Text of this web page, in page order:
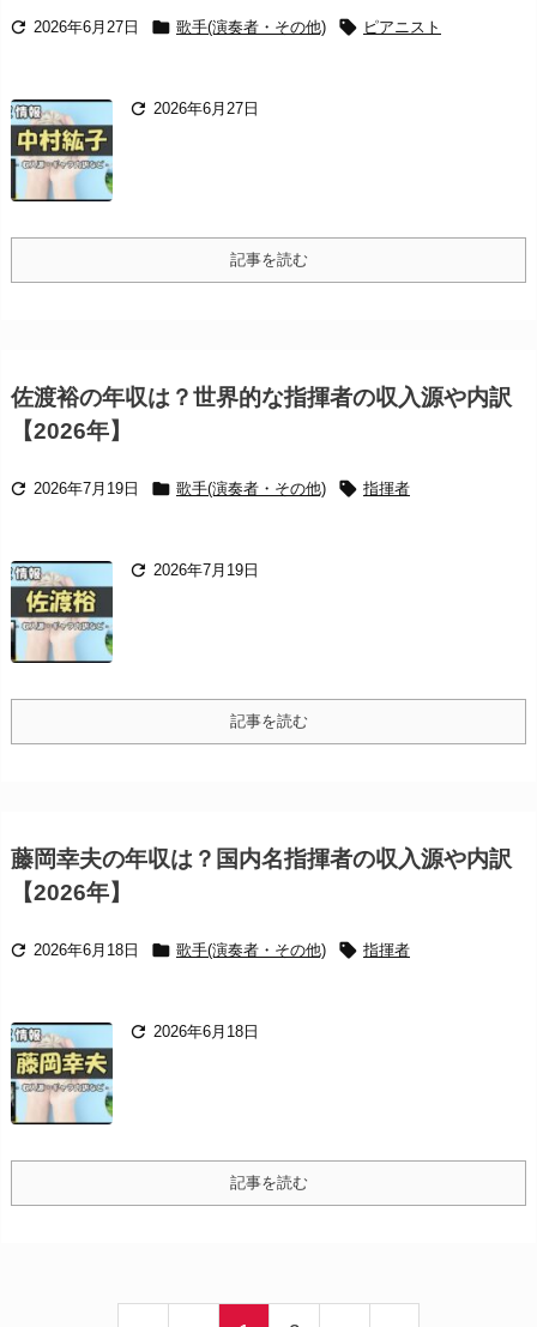
 2026年6月27日  歌手(演奏者・その他)  ピアニスト
 2026年6月27日
記事を読む
佐渡裕の年収は？世界的な指揮者の収入源や内訳
【2026年】
 2026年7月19日  歌手(演奏者・その他)  指揮者
 2026年7月19日
記事を読む
藤岡幸夫の年収は？国内名指揮者の収入源や内訳
【2026年】
 2026年6月18日  歌手(演奏者・その他)  指揮者
 2026年6月18日
記事を読む